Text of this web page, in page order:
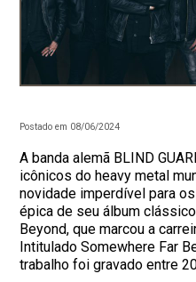
Postado em 08/06/2024
A banda alemã BLIND
icônicos do heavy metal
novidade imperdível para
épica de seu álbum
Beyond, que marcou a
Intitulado Somewhere Far
trabalho foi gravado entre